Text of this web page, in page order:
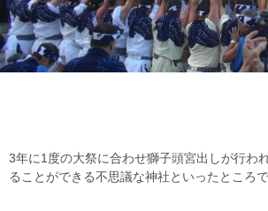
3年に1度の大祭に合わせ獅子頭宮出しが行わ
ることができる不思議な神社といったところで